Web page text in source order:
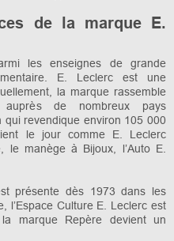
de la marque E.
les enseignes de grande
E. Leclerc est une
la marque rassemble
auprès de nombreux pays
qui revendique environ 105 000
le jour comme E. Leclerc
le manège à Bijoux, l’Auto E.
présente dès 1973 dans les
l’Espace Culture E. Leclerc est
marque Repère devient un